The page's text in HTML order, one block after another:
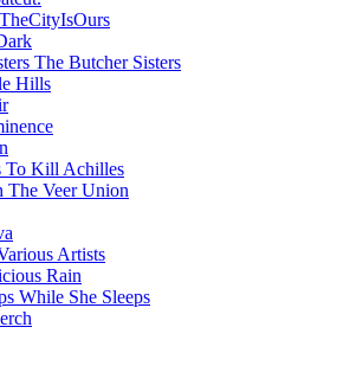
TheCityIsOurs
The Butcher Sisters
Hills
To Kill Achilles
The Veer Union
Artists
Rain
While She Sleeps